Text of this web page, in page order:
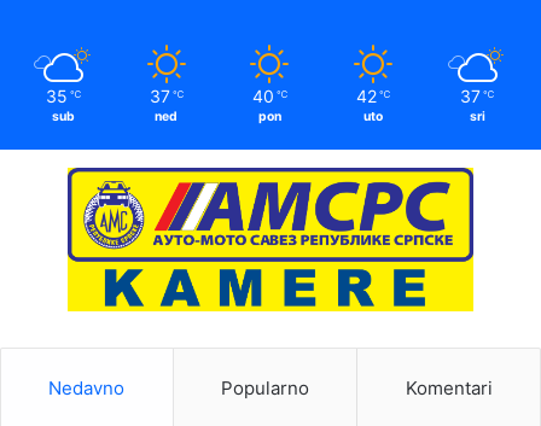
35 ℃
sub
37 ℃
ned
40 ℃
pon
42 ℃
uto
37 ℃
sri
Nedavno Popularno Komentari